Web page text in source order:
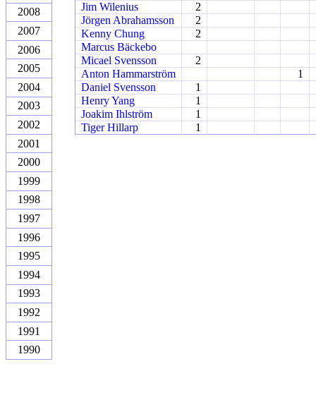
2008
2007
2006
2005
2004
2003
2002
2001
2000
1999
1998
1997
1996
1995
1994
1993
1992
1991
1990
Jim Wilenius
2
Jörgen Abrahamsson
2
Kenny Chung
2
Marcus Bäckebo
Micael Svensson
2
Anton Hammarström
1
Daniel Svensson
1
Henry Yang
1
Joakim Ihlström
1
Tiger Hillarp
1